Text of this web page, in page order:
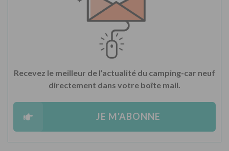
Recevez le meilleur de l’actualité du camping-car neuf
directement dans votre boîte mail.
JE M'ABONNE